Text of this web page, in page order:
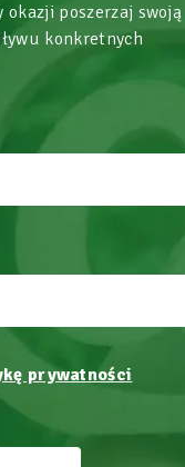
poszerzaj swoją
konkretnych
prywatności